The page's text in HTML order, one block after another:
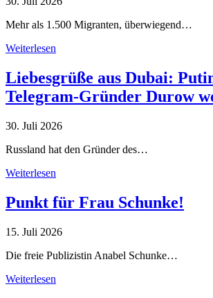
Mehr als 1.500 Migranten, überwiegend…
Weiterlesen
Liebesgrüße aus Dubai:
Telegram-Gründer Durow
30. Juli 2026
Russland hat den Gründer des…
Weiterlesen
Punkt für Frau Schunke!
15. Juli 2026
Die freie Publizistin Anabel Schunke…
Weiterlesen